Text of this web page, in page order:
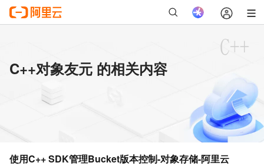
C++对象友元 的相关内容
使用C++ SDK管理Bucket版本控制-对象存储-阿里云